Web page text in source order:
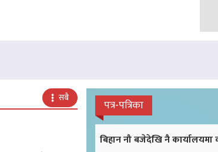
सबै पत्र-पत्रिका
बिहान नौ बजेदेखि नै कार्यालयमा